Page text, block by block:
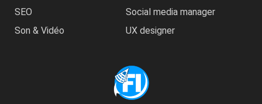
SEO
Social media manager
Son & Vidéo
UX designer